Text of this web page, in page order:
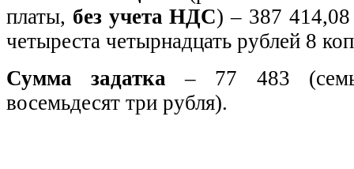
платы, без учета НДС) – 387 414,08
четыреста четырнадцать рублей 8
Сумма задатка– 77 483
восемьдесят три рубля).